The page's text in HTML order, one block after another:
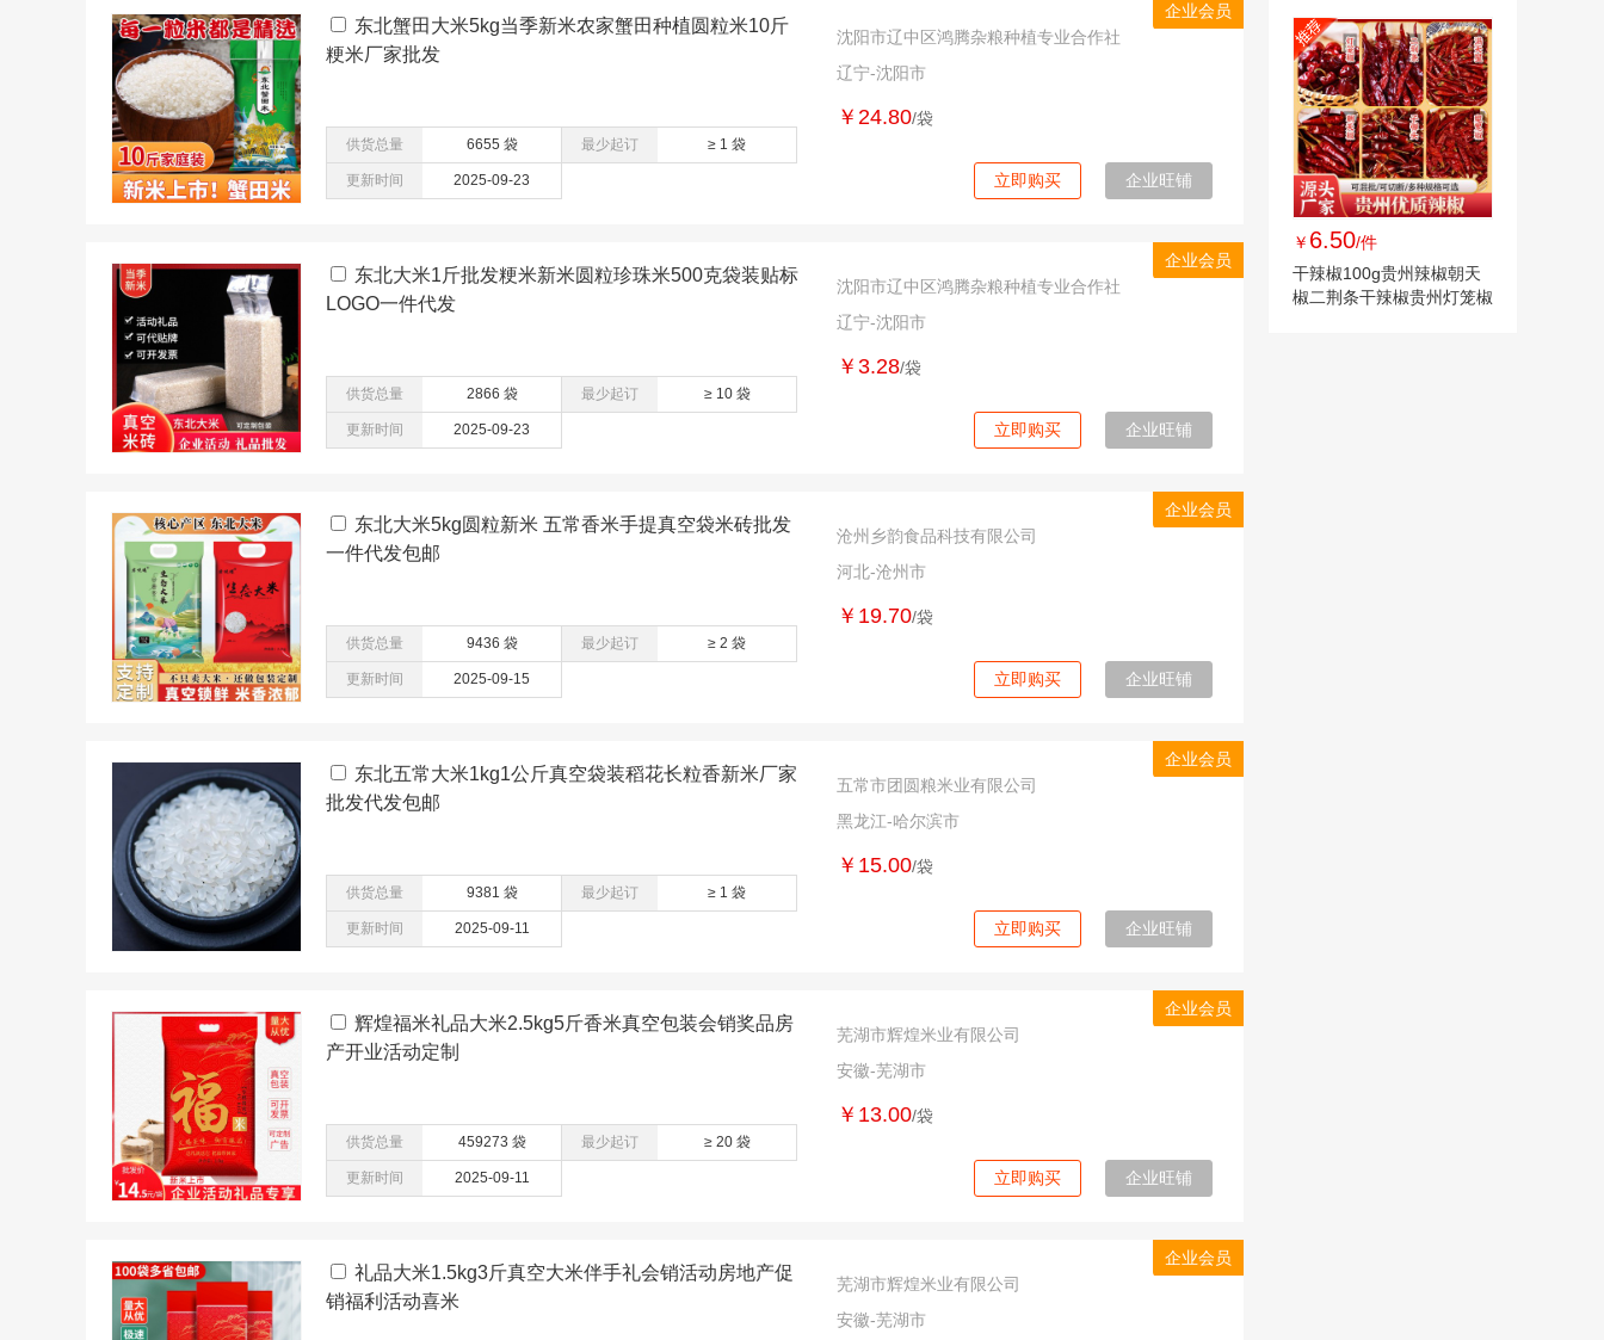
￥24.80/袋
东北蟹田大米5kg当季新米农家蟹田种植圆粒米10斤
粳米厂家批发
沈阳市辽中区鸿腾杂粮种植专业合作社
辽宁-沈阳市
企业会员
立即购买 企业旺铺
供货总量 6655 袋 最少起订 ≥ 1 袋
更新时间 2025-09-23
￥3.28/袋
东北大米1斤批发粳米新米圆粒珍珠米500克袋装贴标
LOGO一件代发
沈阳市辽中区鸿腾杂粮种植专业合作社
辽宁-沈阳市
企业会员
立即购买 企业旺铺
供货总量 2866 袋 最少起订 ≥ 10 袋
更新时间 2025-09-23
￥19.70/袋
东北大米5kg圆粒新米 五常香米手提真空袋米砖批发
一件代发包邮
沧州乡韵食品科技有限公司
河北-沧州市
企业会员
立即购买 企业旺铺
供货总量 9436 袋 最少起订 ≥ 2 袋
更新时间 2025-09-15
￥15.00/袋
东北五常大米1kg1公斤真空袋装稻花长粒香新米厂家
批发代发包邮
五常市团圆粮米业有限公司
黑龙江-哈尔滨市
企业会员
立即购买 企业旺铺
供货总量 9381 袋 最少起订 ≥ 1 袋
更新时间 2025-09-11
￥13.00/袋
辉煌福米礼品大米2.5kg5斤香米真空包装会销奖品房
产开业活动定制
芜湖市辉煌米业有限公司
安徽-芜湖市
企业会员
立即购买 企业旺铺
供货总量 459273 袋 最少起订 ≥ 20 袋
更新时间 2025-09-11
礼品大米1.5kg3斤真空大米伴手礼会销活动房地产促
销福利活动喜米
芜湖市辉煌米业有限公司
安徽-芜湖市
企业会员
￥ 6.50/件
干辣椒100g贵州辣椒朝天
椒二荆条干辣椒贵州灯笼椒